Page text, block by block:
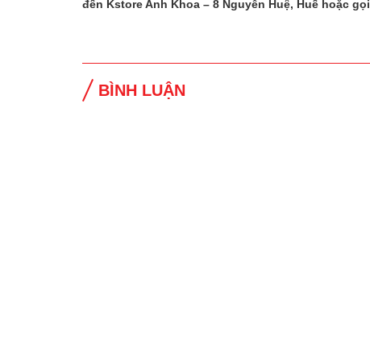
đến Kstore Anh Khoa – 8 Nguyễn Huệ, Huế hoặc gọi
BÌNH LUẬN